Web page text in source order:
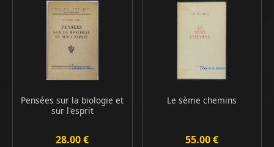
Pensées sur la biologie et
sur l'esprit
28.00 €
Le sème chemins
55.00 €